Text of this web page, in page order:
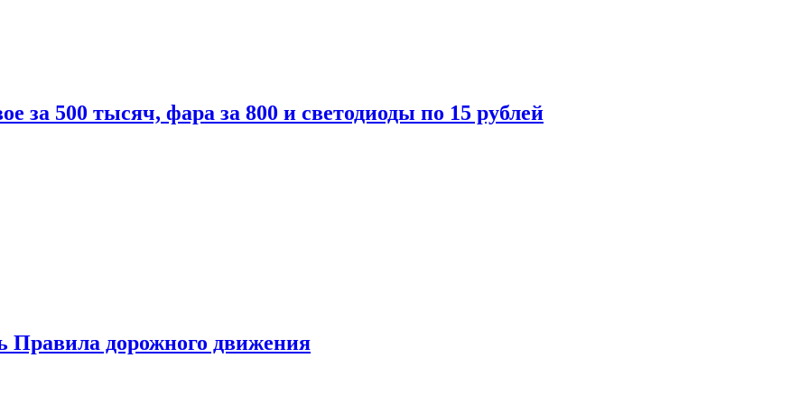
за 500 тысяч, фара за 800 и светодиоды по 15 рублей
Правила дорожного движения